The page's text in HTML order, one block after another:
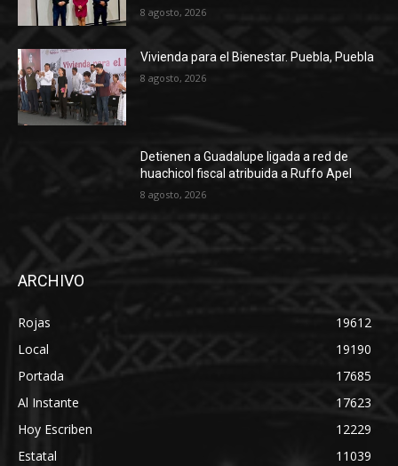
8 agosto, 2026
Vivienda para el Bienestar. Puebla, Puebla
8 agosto, 2026
Detienen a Guadalupe ligada a red de
huachicol fiscal atribuida a Ruffo Apel
8 agosto, 2026
ARCHIVO
Rojas
19612
Local
19190
Portada
17685
Al Instante
17623
Hoy Escriben
12229
Estatal
11039